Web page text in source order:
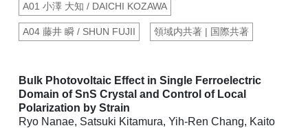
A01 小澤 大知 / DAICHI KOZAWA
A04 藤井 瞬 / SHUN FUJII 領域内共著 | 国際共著
Bulk Photovoltaic Effect in Single Ferroelectric
Domain of SnS Crystal and Control of Local
Polarization by Strain
Ryo Nanae, Satsuki Kitamura, Yih-Ren Chang, Kaito